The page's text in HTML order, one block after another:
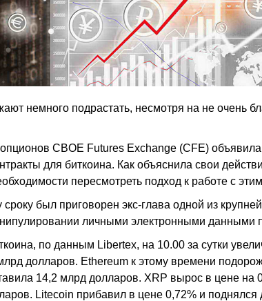
немного подрастать, несмотря на не очень
CBOE Futures Exchange (CFE) объявила
для биткоина. Как объяснила свои
пересмотреть подход к работе с
был приговорен экс-глава одной из
личными электронными данными
по данным Libertex, на 10.00 за сутки
долларов. Ethereum к этому времени
14,2 млрд долларов. XRP вырос в цене на
Litecoin прибавил в цене 0,72% и поднялся